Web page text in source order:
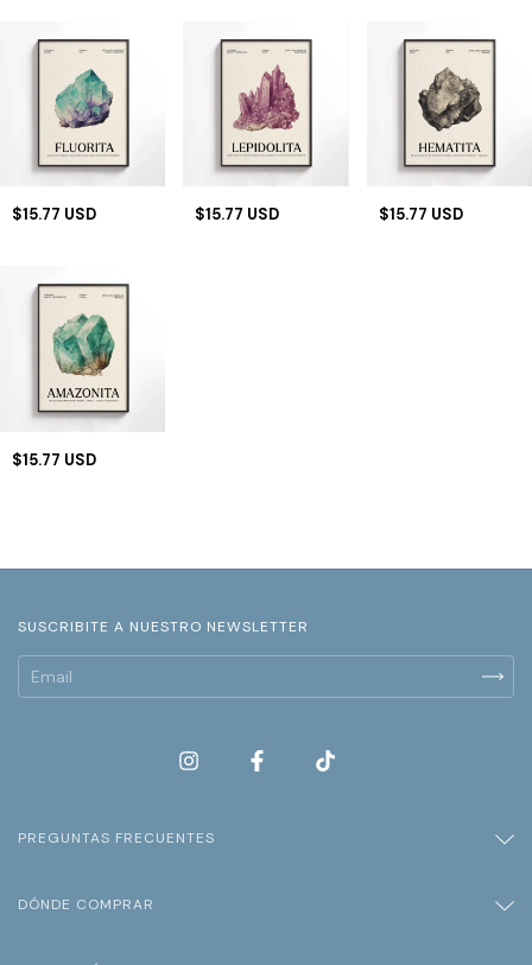
$15.77 USD $15.77 USD $15.77 USD
$15.77 USD
SUSCRIBITE A NUESTRO NEWSLETTER
PREGUNTAS FRECUENTES
DÓNDE COMPRAR